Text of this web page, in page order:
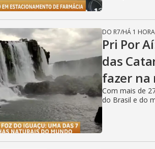
DO R7/HÁ 1 HORA
Pri Por
das
fazer na
Com mais de
do Brasil e do